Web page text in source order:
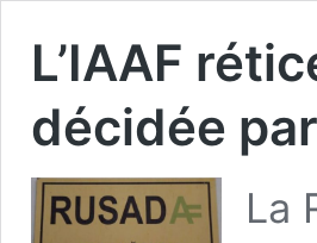
L’IAAF
décidée
La